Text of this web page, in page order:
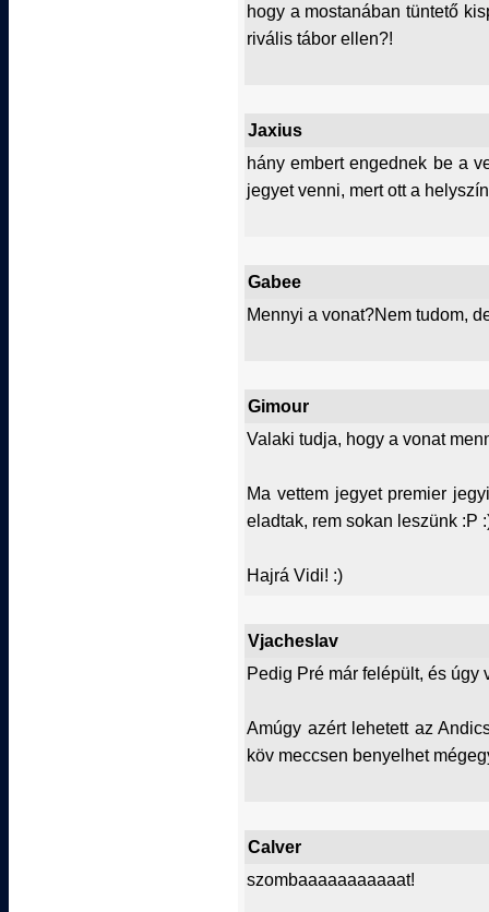
hogy a mostanában tüntető
rivális tábor ellen?!
Jaxius
hány embert engednek be a
jegyet venni, mert ott a
Gabee
Mennyi a vonat?Nem tudom,
Gimour
Valaki tudja, hogy a vonat
Ma vettem jegyet premier
eladtak, rem sokan leszünk :P
Hajrá Vidi! :)
Vjacheslav
Pedig Pré már felépült, és úgy
Amúgy azért lehetett az
köv meccsen benyelhet
Calver
szombaaaaaaaaaaat!